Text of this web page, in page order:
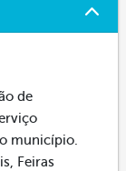
de
município.
Feiras